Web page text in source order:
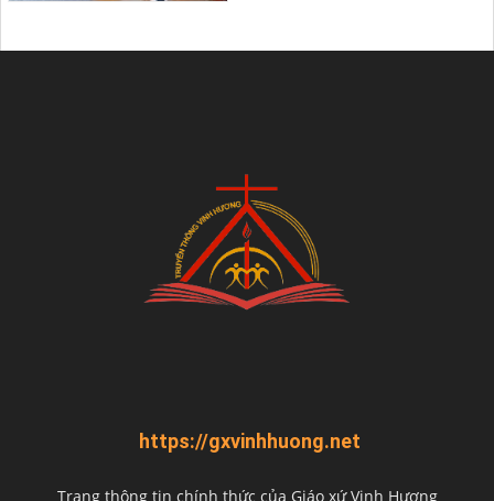
https://gxvinhhuong.net
Trang thông tin chính thức của Giáo xứ Vinh Hương